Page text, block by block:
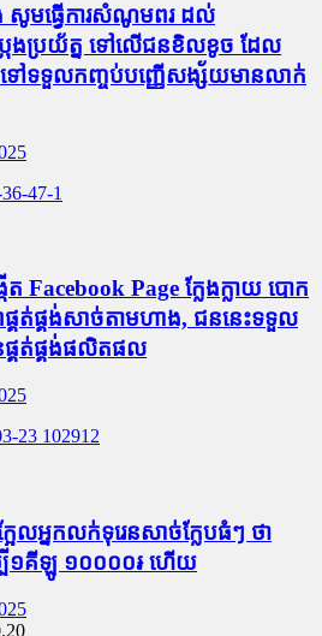
ង សូមធ្វើការសំណូមពរ ដល់
រុងប្រយ័ត្ន ទៅលើជនខិលខូច ដែល
ទទួលកញ្ចប់បញ្ញើសង្ស័យមានលាក់
ត Facebook Page ក្លែងក្លាយ បោក
ផ្គត់ផ្គង់សាច់តាមហាង, ជននេះទទួល
គត់ផ្គង់ផលិតផល
អែលអ្នកលក់ទុរេនសាច់ក្លែបធំៗ ថា
ម្បី១គីឡូ ១០០០០៛ ហើយ